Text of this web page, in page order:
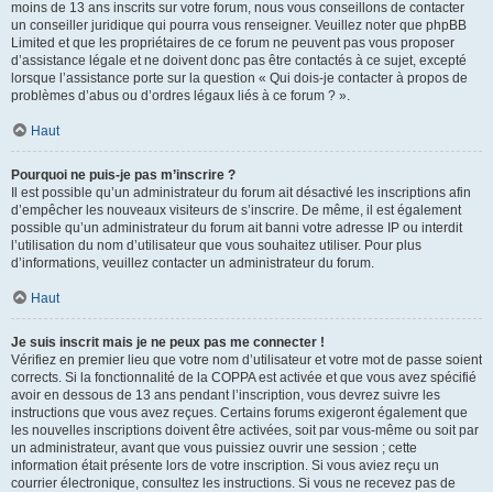
moins de 13 ans inscrits sur votre forum, nous vous conseillons de contacter
un conseiller juridique qui pourra vous renseigner. Veuillez noter que phpBB
Limited et que les propriétaires de ce forum ne peuvent pas vous proposer
d’assistance légale et ne doivent donc pas être contactés à ce sujet, excepté
lorsque l’assistance porte sur la question « Qui dois-je contacter à propos de
problèmes d’abus ou d’ordres légaux liés à ce forum ? ».
Haut
Pourquoi ne puis-je pas m’inscrire ?
Il est possible qu’un administrateur du forum ait désactivé les inscriptions afin
d’empêcher les nouveaux visiteurs de s’inscrire. De même, il est également
possible qu’un administrateur du forum ait banni votre adresse IP ou interdit
l’utilisation du nom d’utilisateur que vous souhaitez utiliser. Pour plus
d’informations, veuillez contacter un administrateur du forum.
Haut
Je suis inscrit mais je ne peux pas me connecter !
Vérifiez en premier lieu que votre nom d’utilisateur et votre mot de passe soient
corrects. Si la fonctionnalité de la COPPA est activée et que vous avez spécifié
avoir en dessous de 13 ans pendant l’inscription, vous devrez suivre les
instructions que vous avez reçues. Certains forums exigeront également que
les nouvelles inscriptions doivent être activées, soit par vous-même ou soit par
un administrateur, avant que vous puissiez ouvrir une session ; cette
information était présente lors de votre inscription. Si vous aviez reçu un
courrier électronique, consultez les instructions. Si vous ne recevez pas de